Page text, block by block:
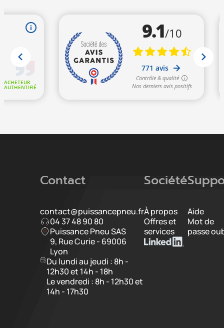
Contact
contact@puissancepneu.fr
04 37 48 90 80
Puissance Pneu SAS
9, Rue Curie - 69006
Lyon
Du lundi au jeudi : 8h -
12h30 et 14h - 18h
Le vendredi : 8h - 12h30 et
14h - 17h30
Société
À propos
Offres et
services
Aide
Mot de
passe